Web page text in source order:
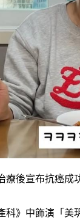
後宣布抗癌成
科》中飾演「